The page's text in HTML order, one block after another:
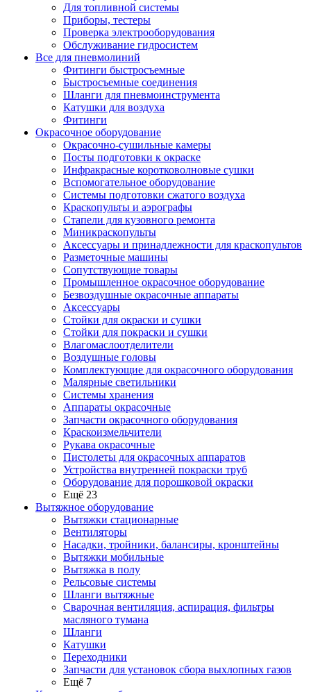
Для топливной системы
Приборы, тестеры
Проверка электрооборудования
Обслуживание гидросистем
Все для пневмолиний
Фитинги быстросъемные
Быстросъемные соединения
Шланги для пневмоинструмента
Катушки для воздуха
Фитинги
Окрасочное оборудование
Окрасочно-сушильные камеры
Посты подготовки к окраске
Инфракрасные коротковолновые сушки
Вспомогательное оборудование
Системы подготовки сжатого воздуха
Краскопульты и аэрографы
Стапели для кузовного ремонта
Миникраскопульты
Аксессуары и принадлежности для краскопультов
Разметочные машины
Сопутствующие товары
Промышленное окрасочное оборудование
Безвоздушные окрасочные аппараты
Аксессуары
Стойки для окраски и сушки
Стойки для покраски и сушки
Влагомаслоотделители
Воздушные головы
Комплектующие для окрасочного оборудования
Малярные светильники
Системы хранения
Аппараты окрасочные
Запчасти окрасочного оборудования
Краскоизмельчители
Рукава окрасочные
Пистолеты для окрасочных аппаратов
Устройства внутренней покраски труб
Оборудование для порошковой окраски
Ещё 23
Вытяжное оборудование
Вытяжки стационарные
Вентиляторы
Насадки, тройники, балансиры, кронштейны
Вытяжки мобильные
Вытяжка в полу
Рельсовые системы
Шланги вытяжные
Сварочная вентиляция, аспирация, фильтры
масляного тумана
Шланги
Катушки
Переходники
Запчасти для установок сбора выхлопных газов
Ещё 7